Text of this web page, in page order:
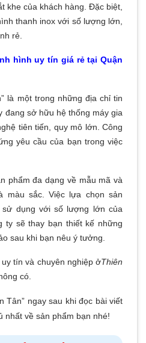
khe của khách hàng. Đặc biệt,
thanh inox với số lượng lớn,
rẻ.
hình uy tín giá rẻ tại Quận
là một trong những địa chỉ tin
đang sở hữu hệ thống máy gia
tiên tiến, quy mô lớn. Công
yêu cầu của bạn trong việc
phẩm đa dạng về mẫu mã và
màu sắc. Việc lựa chọn sản
dụng với số lượng lớn của
ty sẽ thay bạn thiết kế những
sau khi bạn nêu ý tưởng.
tín và chuyên nghiệp ởThiên
có.
Tân” ngay sau khi đọc bài viết
nhất về sản phẩm bạn nhé!